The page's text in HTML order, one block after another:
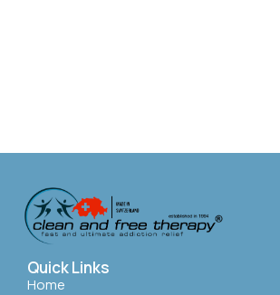
Quick Links
Home